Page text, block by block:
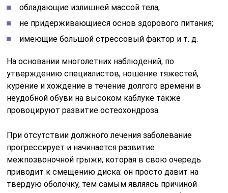
обладающие излишней массой тела;
не придерживающиеся основ здорового питания;
имеющие большой стрессовый фактор и т. д.
На основании многолетних наблюдений, по
утверждению специалистов, ношение тяжестей,
курение и хождение в течение долгого времени в
неудобной обуви на высоком каблуке также
провоцируют развитие остеохондроза.
При отсутствии должного лечения заболевание
прогрессирует и начинается развитие
межпозвоночной грыжи, которая в свою очередь
приводит к смещению диска: он просто давит на
твердую оболочку, тем самым являясь причиной